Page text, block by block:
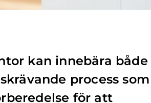
kan innebära både
process som
för att